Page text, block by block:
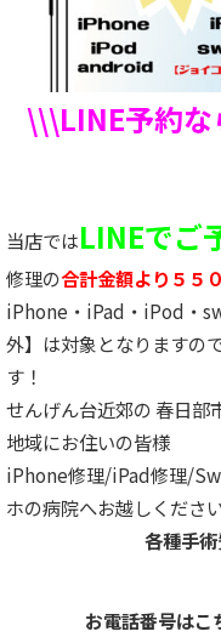
\\\LINE予約
当店ではLINEでご
修理の合計金額より５５
iPhone・iPad・iPod・
外】は対象となりますの
す！
せんげん台近郊の 春日部
地域にお住いの皆様
iPhone修理/iPad修理/
ホの病院へお越しください
各種手
お電話番号はこ